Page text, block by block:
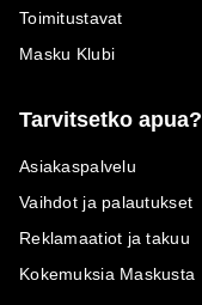
Toimitustavat
Masku Klubi
Tarvitsetko apua?
Asiakaspalvelu
Vaihdot ja palautukset
Reklamaatiot ja takuu
Kokemuksia Maskusta